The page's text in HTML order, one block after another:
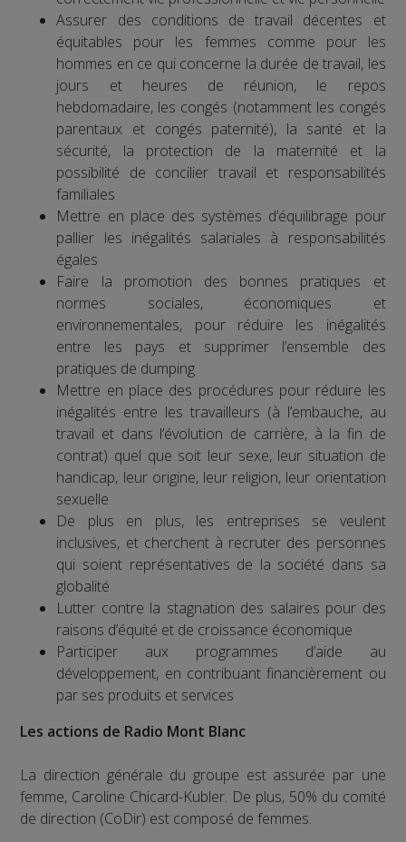
Assurer des conditions de travail décentes et
équitables pour les femmes comme pour les
hommes en ce qui concerne la durée de travail, les
jours et heures de réunion, le repos
hebdomadaire, les congés (notamment les congés
parentaux et congés paternité), la santé et la
sécurité, la protection de la maternité et la
possibilité de concilier travail et responsabilités
familiales
Mettre en place des systèmes d’équilibrage pour
pallier les inégalités salariales à responsabilités
égales
Faire la promotion des bonnes pratiques et
normes sociales, économiques et
environnementales, pour réduire les inégalités
entre les pays et supprimer l’ensemble des
pratiques de dumping
Mettre en place des procédures pour réduire les
inégalités entre les travailleurs (à l’embauche, au
travail et dans l’évolution de carrière, à la fin de
contrat) quel que soit leur sexe, leur situation de
handicap, leur origine, leur religion, leur orientation
sexuelle
De plus en plus, les entreprises se veulent
inclusives, et cherchent à recruter des personnes
qui soient représentatives de la société dans sa
globalité
Lutter contre la stagnation des salaires pour des
raisons d’équité et de croissance économique
Participer aux programmes d’aide au
développement, en contribuant financièrement ou
par ses produits et services
Les actions de Radio Mont Blanc
La direction générale du groupe est assurée par une
femme, Caroline Chicard-Kubler. De plus, 50% du comité
de direction (CoDir) est composé de femmes.